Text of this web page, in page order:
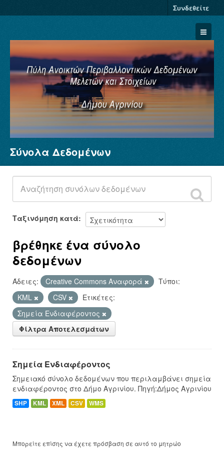
Συνδεθείτε
Σύνολα Δεδομένων
Φορείς
Ομάδες
Σχετικά
Σύνολα Δεδομένων
Ταξινόμηση κατά
βρέθηκε ένα σύνολο
δεδομένων
Άδειες: Creative Commons Αναφορά
Τύποι:
KML
CSV
Ετικέτες:
Σημεία Ενδιαφέροντος
Φίλτρα Αποτελεσμάτων
Σημεία Ενδιαφέροντος
Σημειακό σύνολο δεδομένων που περιλαμβάνει σημεία
ενδιαφέροντος στο Δήμο Αγρινίου. Πηγή:Δήμος Αγρινίου
SHP KML XML CSV WMS
Μπορείτε επίσης να έχετε πρόσβαση σε αυτό το μητρώο